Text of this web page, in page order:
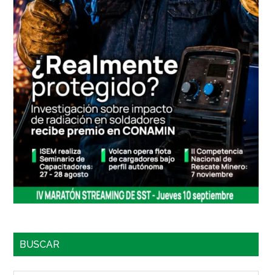
BUSCAR